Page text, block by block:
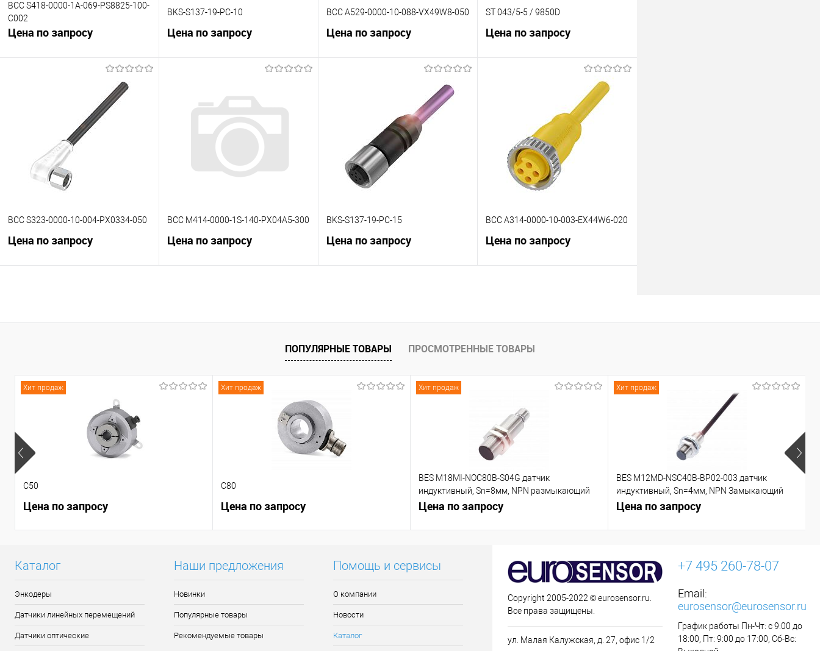
BCC S418-0000-1A-069-PS8825-100-
C002
Цена по запросу
В корзину
BKS-S137-19-PC-10
Цена по запросу
В корзину
К сравнению
В избранное
Под заказ
BCC A529-0000-10-088-VX49W8-050
Цена по запросу
В корзину
Под заказ
ST 043/5-5 / 9850D
Цена по запросу
В корзину
В избранное
Под заказ
BCC S323-0000-10-004-PX0334-050
Цена по запросу
BCC M414-0000-1S-140-PX04A5-300
Цена по запросу
BKS-S137-19-PC-15
Цена по запросу
BCC A314-0000-10-003-EX44W6-020
Цена по запросу
ПОПУЛЯРНЫЕ ТОВАРЫ ПРОСМОТРЕННЫЕ ТОВАРЫ
Хит продаж
C50
Цена по запросу
Хит продаж
C80
Цена по запросу
Хит продаж
BES M18MI-NOC80B-S04G датчик
индуктивный, Sn=8мм, NPN размыкающий
контакт (NC)
Цена по запросу
Хит продаж
BES M12MD-NSC40B-BP02-003 датчик
индуктивный, Sn=4мм, NPN Замыкающий
контакт (NO)
Цена по запросу
Каталог
Энкодеры
Датчики линейных перемещений
Датчики оптические
Наши предложения
Новинки
Популярные товары
Рекомендуемые товары
Помощь и сервисы
О компании
Новости
Каталог
Copyright 2005-2022 © eurosensor.ru.
Все права защищены.
ул. Малая Калужская, д. 27, офис 1/2
+7 495 260-78-07
Email:
eurosensor@eurosensor.ru
График работы Пн-Чт: с 9:00 до
18:00, Пт: 9:00 до 17:00, Сб-Вс: